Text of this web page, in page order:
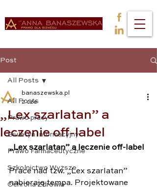
Post
All Posts
Prawo pracy
Biuletyn Informacyjny
Prawo Farmaceutyczne
Szkolnictwo Wyższe
Ochrona Zdrowia
All Posts
„Lex szarlatan” a
leczenie off-label
banaszewska.pl
2 cze
„Lex szarlatan” a leczenie off-label
Prace nad tzw. „Lex szarlatan”
nabierają tempa. Projektowane